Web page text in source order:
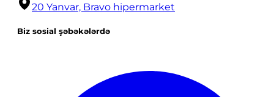
20 Yanvar, Bravo hipermarket
Biz sosial şəbəkələrdə